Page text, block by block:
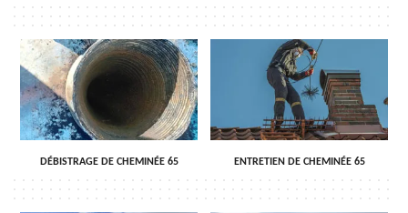
DÉBISTRAGE DE CHEMINÉE 65 ENTRETIEN DE CHEMINÉE 65